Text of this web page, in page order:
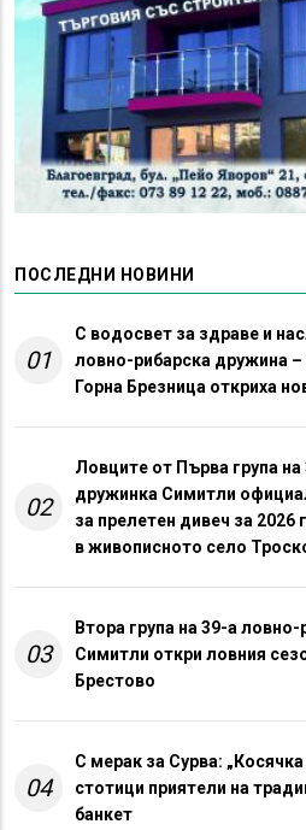
ПОСЛЕДНИ НОВИНИ
01
С водосвет за здраве и
ловно-рибарска дружина –
Горна Брезница откриха
02
Ловците от Първа група
дружинка Симитли
за прелетен дивеч за
в живописното село
03
Втора група на 39-а
Симитли откри ловния
Брестово
04
С мерак за Сурва:
стотици приятели на
банкет